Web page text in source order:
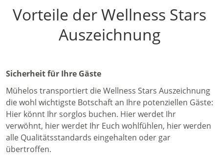
Vorteile der Wellness Stars
Auszeichnung
Sicherheit für Ihre Gäste
Mühelos transportiert die Wellness Stars Auszeichnung
die wohl wichtigste Botschaft an Ihre potenziellen Gäste:
Hier könnt Ihr sorglos buchen. Hier werdet Ihr
verwöhnt, hier werdet Ihr Euch wohlfühlen, hier werden
alle Qualitätsstandards eingehalten oder gar
übertroffen.